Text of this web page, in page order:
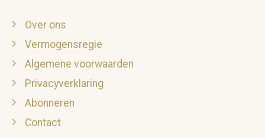
Over ons
Vermogensregie
Algemene voorwaarden
Privacyverklaring
Abonneren
Contact